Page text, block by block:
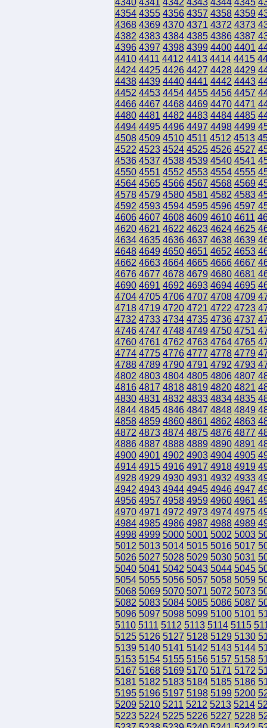
4354 4355 4356 4357 4358 4359
4368 4369 4370 4371 4372 4373
4382 4383 4384 4385 4386 4387
4396 4397 4398 4399 4400 4401
4410 4411 4412 4413 4414 4415
4424 4425 4426 4427 4428 4429
4438 4439 4440 4441 4442 4443
4452 4453 4454 4455 4456 4457
4466 4467 4468 4469 4470 4471
4480 4481 4482 4483 4484 4485
4494 4495 4496 4497 4498 4499
4508 4509 4510 4511 4512 4513
4522 4523 4524 4525 4526 4527
4536 4537 4538 4539 4540 4541
4550 4551 4552 4553 4554 4555
4564 4565 4566 4567 4568 4569
4578 4579 4580 4581 4582 4583
4592 4593 4594 4595 4596 4597
4606 4607 4608 4609 4610 4611
4620 4621 4622 4623 4624 4625
4634 4635 4636 4637 4638 4639
4648 4649 4650 4651 4652 4653
4662 4663 4664 4665 4666 4667
4676 4677 4678 4679 4680 4681
4690 4691 4692 4693 4694 4695
4704 4705 4706 4707 4708 4709
4718 4719 4720 4721 4722 4723
4732 4733 4734 4735 4736 4737
4746 4747 4748 4749 4750 4751
4760 4761 4762 4763 4764 4765
4774 4775 4776 4777 4778 4779
4788 4789 4790 4791 4792 4793
4802 4803 4804 4805 4806 4807
4816 4817 4818 4819 4820 4821
4830 4831 4832 4833 4834 4835
4844 4845 4846 4847 4848 4849
4858 4859 4860 4861 4862 4863
4872 4873 4874 4875 4876 4877
4886 4887 4888 4889 4890 4891
4900 4901 4902 4903 4904 4905
4914 4915 4916 4917 4918 4919
4928 4929 4930 4931 4932 4933
4942 4943 4944 4945 4946 4947
4956 4957 4958 4959 4960 4961
4970 4971 4972 4973 4974 4975
4984 4985 4986 4987 4988 4989
4998 4999 5000 5001 5002 5003
5012 5013 5014 5015 5016 5017
5026 5027 5028 5029 5030 5031
5040 5041 5042 5043 5044 5045
5054 5055 5056 5057 5058 5059
5068 5069 5070 5071 5072 5073
5082 5083 5084 5085 5086 5087
5096 5097 5098 5099 5100 5101
5110 5111 5112 5113 5114 5115
5125 5126 5127 5128 5129 5130
5139 5140 5141 5142 5143 5144
5153 5154 5155 5156 5157 5158
5167 5168 5169 5170 5171 5172
5181 5182 5183 5184 5185 5186
5195 5196 5197 5198 5199 5200
5209 5210 5211 5212 5213 5214
5223 5224 5225 5226 5227 5228